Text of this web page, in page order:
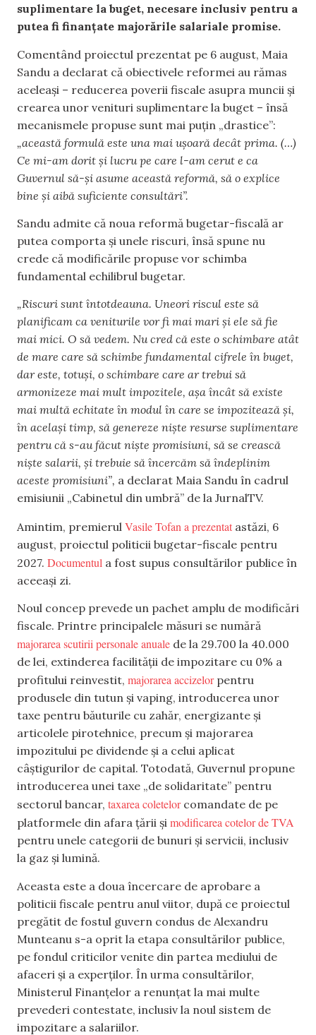
suplimentare la buget, necesare inclusiv pentru a
putea fi finanțate majorările salariale promise.
Comentând proiectul prezentat pe 6 august, Maia
Sandu a declarat că obiectivele reformei au rămas
aceleași – reducerea poverii fiscale asupra muncii și
crearea unor venituri suplimentare la buget – însă
mecanismele propuse sunt mai puțin „drastice”:
„această formulă este una mai ușoară decât prima. (…)
Ce mi-am dorit și lucru pe care l-am cerut e ca
Guvernul să-și asume această reformă, să o explice
bine și aibă suficiente consultări”.
Sandu admite că noua reformă bugetar-fiscală ar
putea comporta și unele riscuri, însă spune nu
crede că modificările propuse vor schimba
fundamental echilibrul bugetar.
„Riscuri sunt întotdeauna. Uneori riscul este să
planificam ca veniturile vor fi mai mari și ele să fie
mai mici. O să vedem. Nu cred că este o schimbare atât
de mare care să schimbe fundamental cifrele în buget,
dar este, totuși, o schimbare care ar trebui să
armonizeze mai mult impozitele, așa încât să existe
mai multă echitate în modul în care se impozitează și,
în același timp, să genereze niște resurse suplimentare
pentru că s-au făcut niște promisiuni, să se crească
niște salarii, și trebuie să încercăm să îndeplinim
aceste promisiuni”, a declarat Maia Sandu în cadrul
emisiunii „Cabinetul din umbră” de la JurnalTV.
Amintim, premierul Vasile Tofan a prezentat astăzi, 6
august, proiectul politicii bugetar-fiscale pentru
2027. Documentul a fost supus consultărilor publice în
aceeași zi.
Noul concep prevede un pachet amplu de modificări
fiscale. Printre principalele măsuri se numără
majorarea scutirii personale anuale de la 29.700 la 40.000
de lei, extinderea facilității de impozitare cu 0% a
profitului reinvestit, majorarea accizelorpentru
produsele din tutun și vaping, introducerea unor
taxe pentru băuturile cu zahăr, energizante și
articolele pirotehnice, precum și majorarea
impozitului pe dividende și a celui aplicat
câștigurilor de capital. Totodată, Guvernul propune
introducerea unei taxe „de solidaritate” pentru
sectorul bancar, taxarea coletelorcomandate de pe
platformele din afara țării și modificarea cotelor de TVA
pentru unele categorii de bunuri și servicii, inclusiv
la gaz și lumină.
Aceasta este a doua încercare de aprobare a
politicii fiscale pentru anul viitor, după ce proiectul
pregătit de fostul guvern condus de Alexandru
Munteanu s-a oprit la etapa consultărilor publice,
pe fondul criticilor venite din partea mediului de
afaceri și a experților. În urma consultărilor,
Ministerul Finanțelor a renunțat la mai multe
prevederi contestate, inclusiv la noul sistem de
impozitare a salariilor.